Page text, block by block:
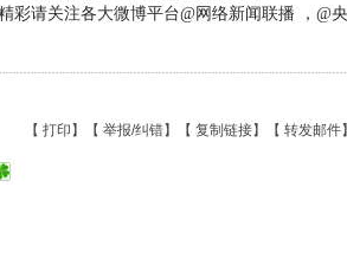
彩请关注各大微博平台@网络新闻联播 ，@
【 打印 】【 举报/纠错】【 复制链接】【 转发邮件